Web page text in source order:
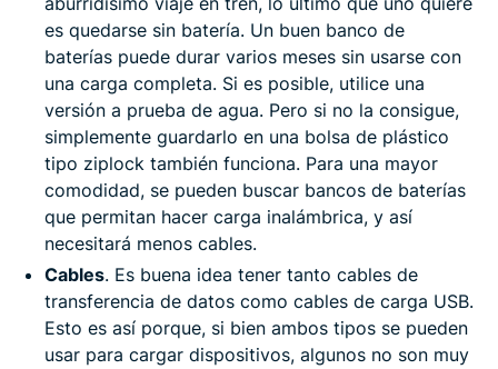
es quedarse sin batería. Un buen banco de
baterías puede durar varios meses sin usarse con
una carga completa. Si es posible, utilice una
versión a prueba de agua. Pero si no la consigue,
simplemente guardarlo en una bolsa de plástico
tipo ziplock también funciona. Para una mayor
comodidad, se pueden buscar bancos de baterías
que permitan hacer carga inalámbrica, y así
necesitará menos cables.
Cables. Es buena idea tener tanto cables de
transferencia de datos como cables de carga USB.
Esto es así porque, si bien ambos tipos se pueden
usar para cargar dispositivos, algunos no son muy